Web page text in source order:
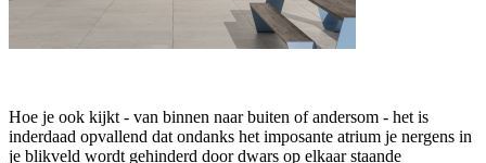
Hoe je ook kijkt - van binnen naar buiten of andersom - het is
inderdaad opvallend dat ondanks het imposante atrium je nergens in
je blikveld wordt gehinderd door dwars op elkaar staande